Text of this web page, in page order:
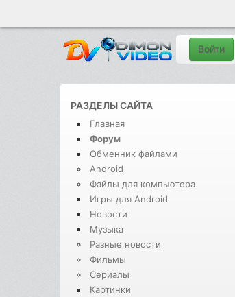
Войти
РАЗДЕЛЫ САЙТА
Главная
Форум
Обменник файлами
Android
Файлы для компьютера
Игры для Android
Новости
Музыка
Разные новости
Фильмы
Сериалы
Картинки